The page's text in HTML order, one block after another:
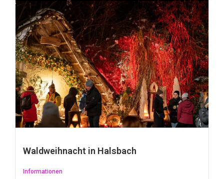
Waldweihnacht in Halsbach
Informationen